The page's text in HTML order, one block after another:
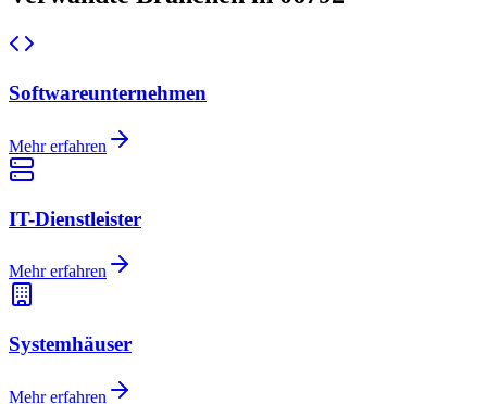
Softwareunternehmen
Mehr erfahren
IT-Dienstleister
Mehr erfahren
Systemhäuser
Mehr erfahren